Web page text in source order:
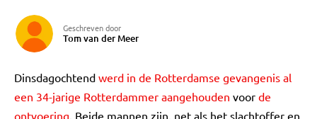
Geschreven door
Tom van der Meer
Dinsdagochtend werd in de Rotterdamse gevangenis al
een 34-jarige Rotterdammer aangehouden voor de
ontvoering. Beide mannen zijn, net als het slachtoffer en